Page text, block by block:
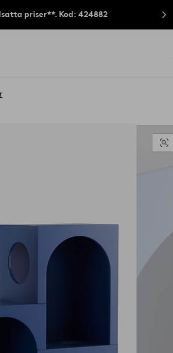
priser**. Kod: 424882